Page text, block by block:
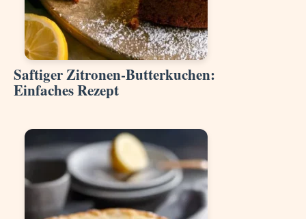
Saftiger Zitronen-Butterkuchen:
Einfaches Rezept